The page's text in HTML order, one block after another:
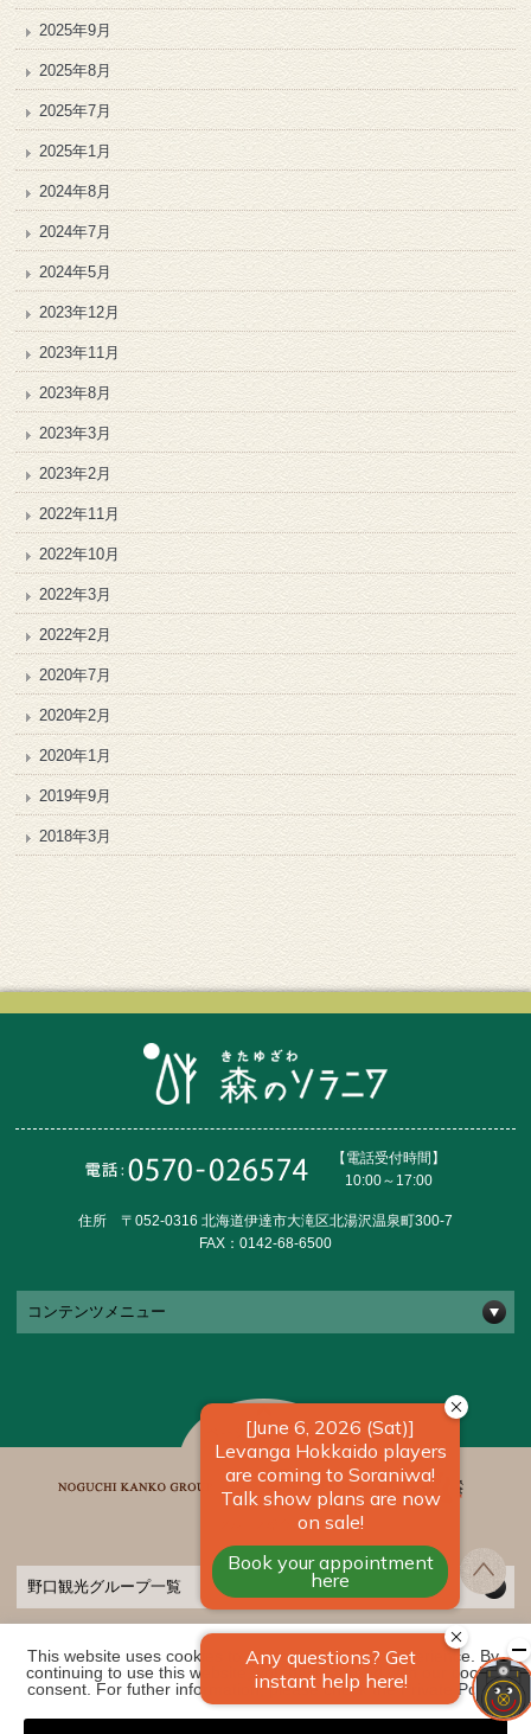
2025年9月
2025年8月
2025年7月
2025年1月
2024年8月
2024年7月
2024年5月
2023年12月
2023年11月
2023年8月
2023年3月
2023年2月
2022年11月
2022年10月
2022年3月
2022年2月
2020年7月
2020年2月
2020年1月
2019年9月
2018年3月
【電話受付時間】
10:00～17:00
住所 〒052-0316 北海道伊達市大滝区北湯沢温泉町300-7
FAX：0142-68-6500
コンテンツメニュー
野口観光グループ一覧
COPYRIGHT ©2026 きたゆざわ 森のソラニワ｜【公式】北海道の温泉宿 野口観
光グループ. ALL RIGHTS RESERVED
This website uses cookies to improve your user experience. By
continuing to use this website, you have agreed with our cookie
consent. For futher information, please check the Private Policy.